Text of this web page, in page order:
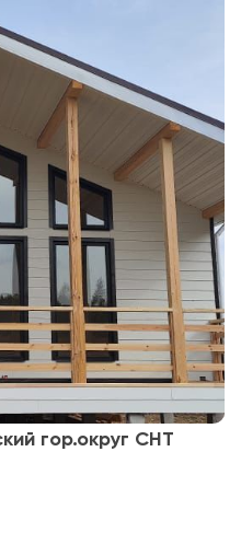
гор.округ СНТ